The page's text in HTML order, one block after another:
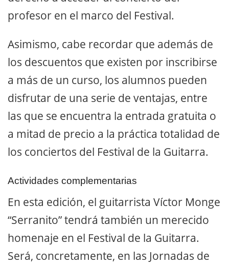
profesor en el marco del Festival.
Asimismo, cabe recordar que además de
los descuentos que existen por inscribirse
a más de un curso, los alumnos pueden
disfrutar de una serie de ventajas, entre
las que se encuentra la entrada gratuita o
a mitad de precio a la práctica totalidad de
los conciertos del Festival de la Guitarra.
Actividades complementarias
En esta edición, el guitarrista Víctor Monge
“Serranito” tendrá también un merecido
homenaje en el Festival de la Guitarra.
Será, concretamente, en las Jornadas de